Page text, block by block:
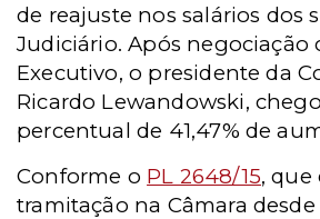
de reajuste nos salários dos
Judiciário. Após negociação
Executivo, o presidente da
Ricardo Lewandowski,
percentual de 41,47% de
Conforme o PL 2648/15, que
tramitação na Câmara desde